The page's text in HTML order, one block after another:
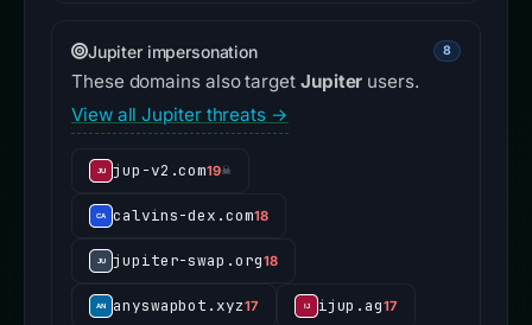
Jupiter impersonation 8
These domains also target Jupiter users.
View all Jupiter threats →
jup-v2.com19☠
calvins-dex.com18
jupiter-swap.org18
anyswapbot.xyz17 ijup.ag17